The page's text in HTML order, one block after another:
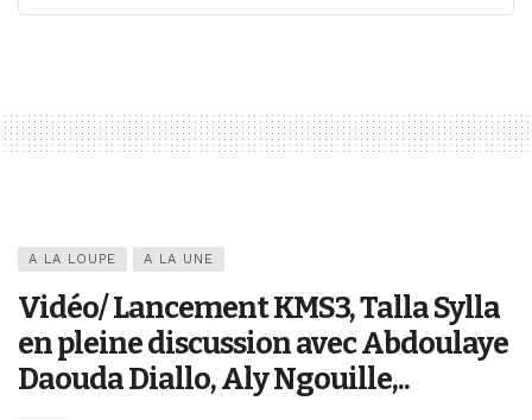
A LA LOUPE A LA UNE
Vidéo/ Lancement KMS3, Talla Sylla
en pleine discussion avec Abdoulaye
Daouda Diallo, Aly Ngouille,..